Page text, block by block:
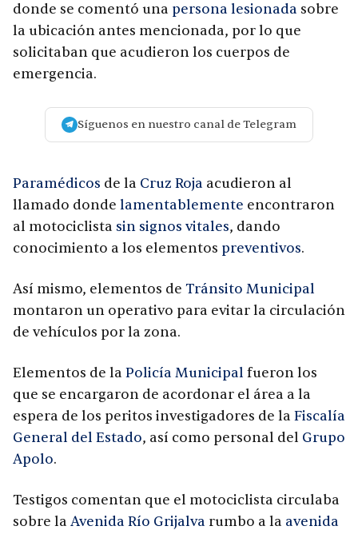
donde se comentó una persona lesionada sobre
la ubicación antes mencionada, por lo que
solicitaban que acudieron los cuerpos de
emergencia.
Síguenos en nuestro canal de Telegram
Paramédicos de la Cruz Roja acudieron al
llamado donde lamentablemente encontraron
al motociclista sin signos vitales, dando
conocimiento a los elementos preventivos.
Así mismo, elementos de Tránsito Municipal
montaron un operativo para evitar la circulación
de vehículos por la zona.
Elementos de la Policía Municipal fueron los
que se encargaron de acordonar el área a la
espera de los peritos investigadores de la Fiscalía
General del Estado, así como personal del Grupo
Apolo.
Testigos comentan que el motociclista circulaba
sobre la Avenida Río Grijalva rumbo a la avenida